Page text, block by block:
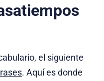
el siguiente
. Aquí es donde